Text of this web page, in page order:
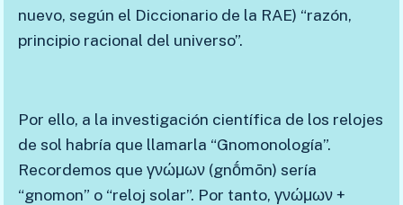
nuevo, según el Diccionario de la RAE) “razón,
principio racional del universo”.
Por ello, a la investigación científica de los relojes
de sol habría que llamarla “Gnomonología”.
Recordemos que γνώμων (gnṓmōn) sería
“gnomon” o “reloj solar”. Por tanto, γνώμων +